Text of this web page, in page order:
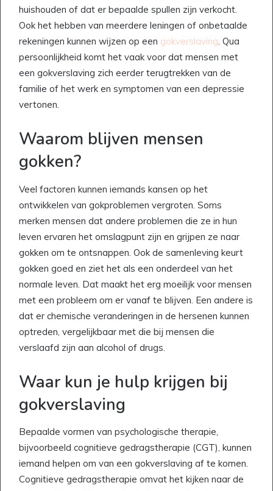
huishouden of dat er bepaalde spullen zijn verkocht.
Ook het hebben van meerdere leningen of onbetaalde
rekeningen kunnen wijzen op een gokverslaving. Qua
persoonlijkheid komt het vaak voor dat mensen met
een gokverslaving zich eerder terugtrekken van de
familie of het werk en symptomen van een depressie
vertonen.
Waarom blijven mensen
gokken?
Veel factoren kunnen iemands kansen op het
ontwikkelen van gokproblemen vergroten. Soms
merken mensen dat andere problemen die ze in hun
leven ervaren het omslagpunt zijn en grijpen ze naar
gokken om te ontsnappen. Ook de samenleving keurt
gokken goed en ziet het als een onderdeel van het
normale leven. Dat maakt het erg moeilijk voor mensen
met een probleem om er vanaf te blijven. Een andere is
dat er chemische veranderingen in de hersenen kunnen
optreden, vergelijkbaar met die bij mensen die
verslaafd zijn aan alcohol of drugs.
Waar kun je hulp krijgen bij
gokverslaving
Bepaalde vormen van psychologische therapie,
bijvoorbeeld cognitieve gedragstherapie (CGT), kunnen
iemand helpen om van een gokverslaving af te komen.
Cognitieve gedragstherapie omvat het kijken naar de